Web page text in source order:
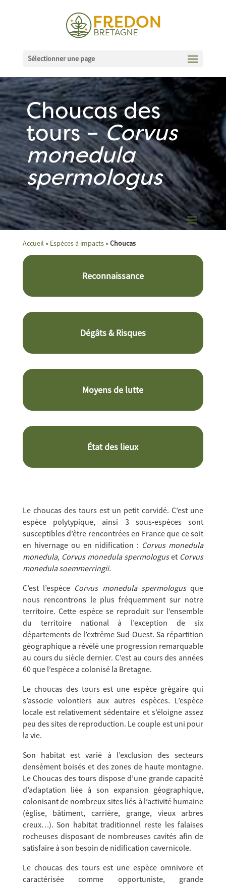
Sélectionner une page
Choucas des
tours – Corvus
monedula
spermologus
Accueil » Espèces à impacts»Choucas
Reconnaissance
Dégâts & Risques
Moyens de lutte
État des lieux
Le choucas des tours est un petit corvidé. C’est une
espèce polytypique, ainsi 3 sous-espèces sont
susceptibles d’être rencontrées en France que ce soit
en hivernage ou en nidification : Corvus monedula
monedula, Corvus monedula spermologuset Corvus
monedula soemmerringii.
C’est l’espèce Corvus monedula spermologusque
nous rencontrons le plus fréquemment sur notre
territoire. Cette espèce se reproduit sur l’ensemble
du territoire national à l’exception de six
départements de l’extrême Sud-Ouest. Sa répartition
géographique a révélé une progression remarquable
au cours du siècle dernier. C’est au cours des années
60 que l’espèce a colonisé la Bretagne.
Le choucas des tours est une espèce grégaire qui
s’associe volontiers aux autres espèces. L’espèce
locale est relativement sédentaire et s’éloigne assez
peu des sites de reproduction. Le couple est uni pour
la vie.
Son habitat est varié à l’exclusion des secteurs
densément boisés et des zones de haute montagne.
Le Choucas des tours dispose d’une grande capacité
d’adaptation liée à son expansion géographique,
colonisant de nombreux sites liés à l’activité humaine
(église, bâtiment, carrière, grange, vieux arbres
creux…). Son habitat traditionnel reste les falaises
rocheuses disposant de nombreuses cavités afin de
satisfaire à son besoin de nidification cavernicole.
Le choucas des tours est une espèce omnivore et
caractérisée comme opportuniste, grande